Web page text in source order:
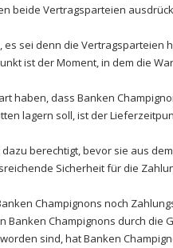
beide Vertragsparteien
es sei denn die Vertragsparteien
ist der Moment, in dem die
haben, dass Banken
lagern soll, ist der
berechtigt, bevor sie aus
Sicherheit für die
Champignons noch
Banken Champignons durch die
sind, hat Banken